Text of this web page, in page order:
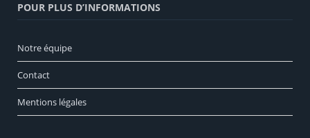
POUR PLUS D’INFORMATIONS
Notre équipe
Contact
Mentions légales